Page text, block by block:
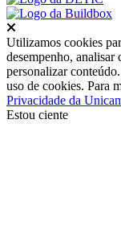
Utilizamos cookies
desempenho, analisar
personalizar
uso de cookies. Para
Privacidade da
Estou ciente